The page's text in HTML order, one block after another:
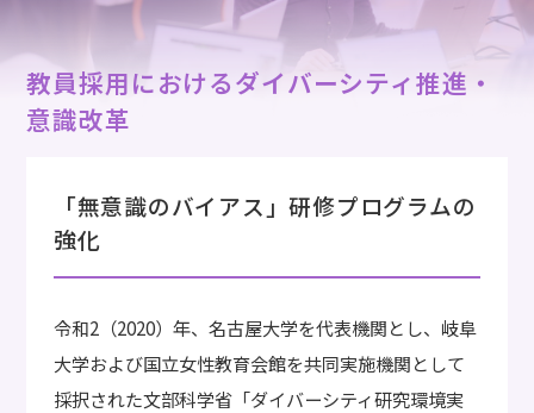
教員採用におけるダイバーシティ推進・
意識改革
「無意識のバイアス」研修プログラムの
強化
令和2（2020）年、名古屋大学を代表機関とし、岐阜
大学および国立女性教育会館を共同実施機関として
採択された文部科学省「ダイバーシティ研究環境実